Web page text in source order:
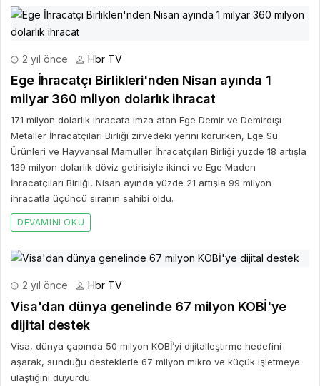
2 yıl önce Hbr TV
Ege İhracatçı Birlikleri'nden Nisan ayında 1
milyar 360 milyon dolarlık ihracat
171 milyon dolarlık ihracata imza atan Ege Demir ve Demirdışı
Metaller İhracatçıları Birliği zirvedeki yerini korurken, Ege Su
Ürünleri ve Hayvansal Mamuller İhracatçıları Birliği yüzde 18 artışla
139 milyon dolarlık döviz getirisiyle ikinci ve Ege Maden
İhracatçıları Birliği, Nisan ayında yüzde 21 artışla 99 milyon
ihracatla üçüncü sıranın sahibi oldu.
DEVAMINI OKU
2 yıl önce Hbr TV
Visa'dan dünya genelinde 67 milyon KOBİ'ye
dijital destek
Visa, dünya çapında 50 milyon KOBİ’yi dijitalleştirme hedefini
aşarak, sunduğu desteklerle 67 milyon mikro ve küçük işletmeye
ulaştığını duyurdu.